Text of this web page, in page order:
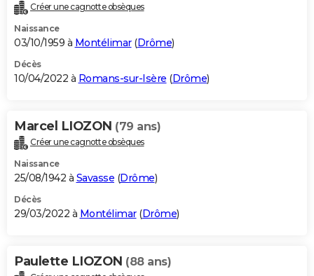
Créer une cagnotte obsèques
Naissance
03/10/1959 à Montélimar(Drôme)
Décès
10/04/2022 à Romans-sur-Isère (Drôme)
Marcel LIOZON (79 ans)
Créer une cagnotte obsèques
Naissance
25/08/1942 à Savasse (Drôme)
Décès
29/03/2022 à Montélimar(Drôme)
Paulette LIOZON (88 ans)